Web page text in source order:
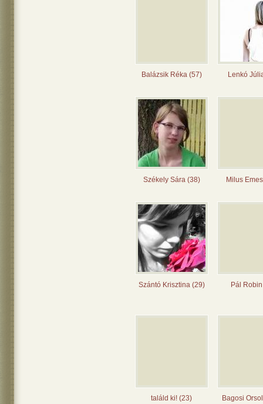
Balázsik Réka (57) Lenkó
Székely Sára (38) Milus
Szántó Krisztina (29) Pál
találd ki! (23) Bagosi